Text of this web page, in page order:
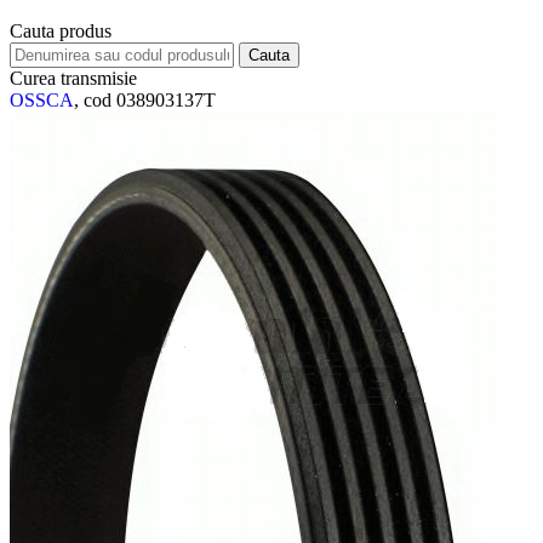
Cauta produs
Curea transmisie
OSSCA, cod 038903137T